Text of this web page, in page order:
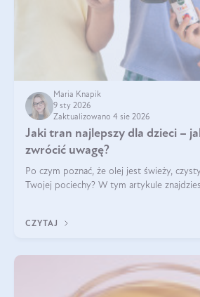
Maria Knapik
9 sty 2026
Zaktualizowano 4 sie 2026
Jaki tran najlepszy dla dzieci –
zwrócić uwagę?
Po czym poznać, że olej jest świeży,
Twojej pociechy? W tym artykule
CZYTAJ